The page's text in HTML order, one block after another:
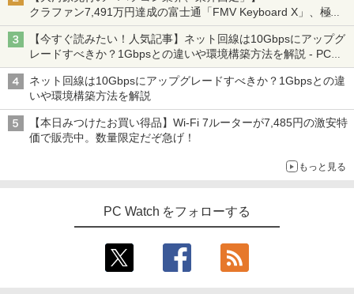
4 WORLD SEIKYO vol.8 [ 聖教新聞社 ]
￥300
クラファン7,491万円達成の富士通「FMV Keyboard X」、極限
の静音化を追求
【今すぐ読みたい！人気記事】ネット回線は10Gbpsにアップグ
レードすべきか？1Gbpsとの違いや環境構築方法を解説 - PC
Watch
ネット回線は10Gbpsにアップグレードすべきか？1Gbpsとの違
いや環境構築方法を解説
【本日みつけたお買い得品】Wi-Fi 7ルーターが7,485円の激安特
価で販売中。数量限定だぞ急げ！
もっと見る
PC Watch をフォローする